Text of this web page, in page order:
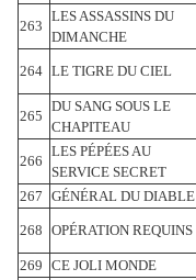
263
LES ASSASSINS DU
DIMANCHE
264 LE TIGRE DU CIEL
265
DU SANG SOUS LE
CHAPITEAU
266
LES PÉPÉES AU
SERVICE SECRET
267 GÉNÉRAL DU DIABLE
268 OPÉRATION REQUINS
269 CE JOLI MONDE